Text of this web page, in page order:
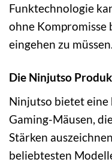
Funktechnologie
ohne Kompromisse
eingehen zu müssen.
Die Ninjutso
Ninjutso bietet eine
Gaming-Mäusen,
Stärken
beliebtesten